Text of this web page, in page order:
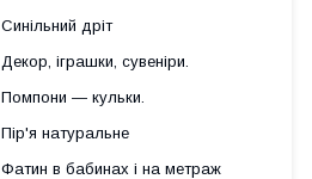
Синільний дріт
Декор, іграшки, сувеніри.
Помпони — кульки.
Пір'я натуральне
Фатин в бабинах і на метраж